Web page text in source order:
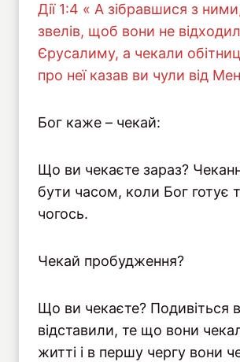
Дiї 1:4 « А зібравшися з
звелів, щоб вони не
Єрусалиму, а чекали
про неї казав ви чули від
Бог каже – чекай:
Що ви чекаєте зараз?
бути часом, коли Бог готує
чогось.
Чекай пробудження?
Що ви чекаєте? Подивіться
відставили, те що вони
житті і в першу чергу вони